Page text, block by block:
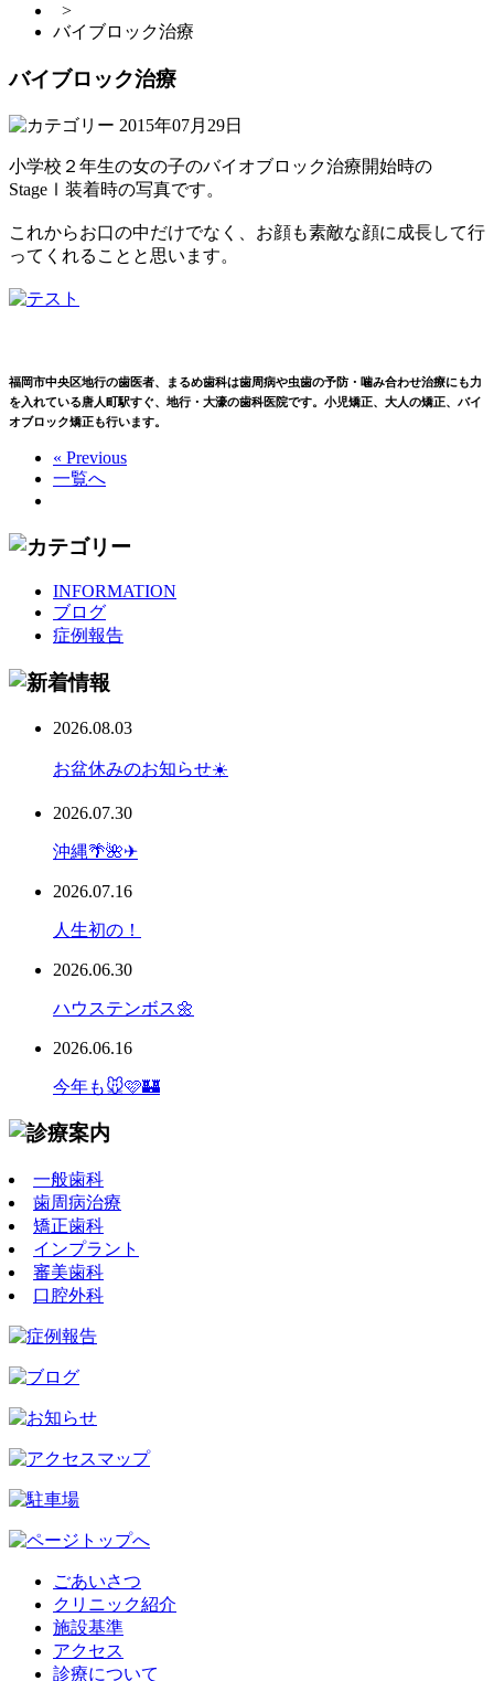
>
バイブロック治療
バイブロック治療
2015年07月29日
小学校２年生の女の子のバイオブロック治療開始時の
StageⅠ装着時の写真です。
これからお口の中だけでなく、お顔も素敵な顔に成長して行
ってくれることと思います。
福岡市中央区地行の歯医者、まるめ歯科は歯周病や虫歯の予防・噛み合わせ治療にも力
を入れている唐人町駅すぐ、地行・大濠の歯科医院です。小児矯正、大人の矯正、バイ
オブロック矯正も行います。
« Previous
一覧へ
INFORMATION
ブログ
症例報告
2026.08.03
お盆休みのお知らせ☀️
2026.07.30
沖縄🌴🌺✈
2026.07.16
人生初の！
2026.06.30
ハウステンボス🌼
2026.06.16
今年も🐭🩷🏰
一般歯科
歯周病治療
矯正歯科
インプラント
審美歯科
口腔外科
ごあいさつ
クリニック紹介
施設基準
アクセス
診療について